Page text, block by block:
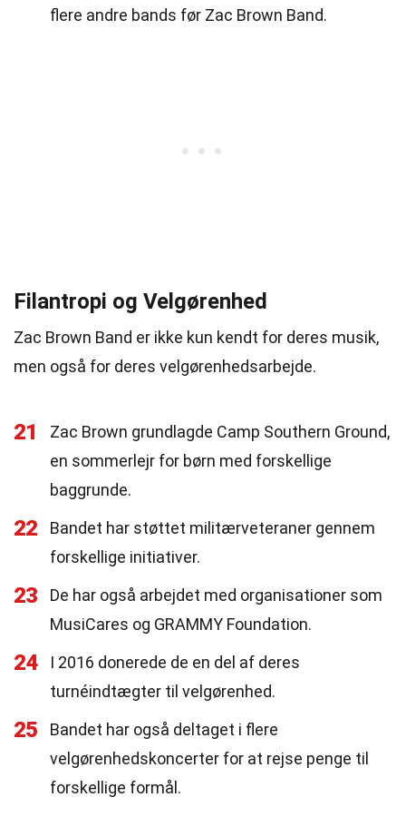
flere andre bands før Zac Brown Band.
Filantropi og Velgørenhed
Zac Brown Band er ikke kun kendt for deres musik,
men også for deres velgørenhedsarbejde.
21
Zac Brown grundlagde Camp Southern Ground,
en sommerlejr for børn med forskellige
baggrunde.
22
Bandet har støttet militærveteraner gennem
forskellige initiativer.
23
De har også arbejdet med organisationer som
MusiCares og GRAMMY Foundation.
24
I 2016 donerede de en del af deres
turnéindtægter til velgørenhed.
25
Bandet har også deltaget i flere
velgørenhedskoncerter for at rejse penge til
forskellige formål.